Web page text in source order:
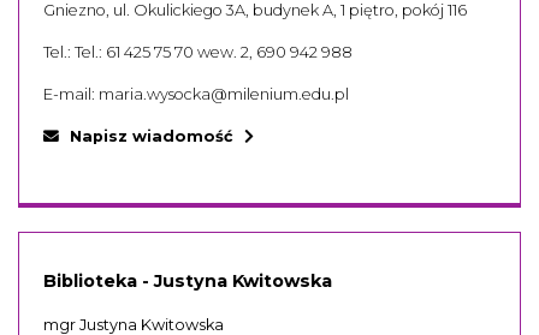
Gniezno, ul. Okulickiego 3A, budynek A, 1 piętro, pokój 116
Tel.: Tel.: 61 425 75 70 wew. 2, 690 942 988
E-mail: maria.wysocka@milenium.edu.pl
Napisz wiadomość
Biblioteka - Justyna Kwitowska
mgr Justyna Kwitowska